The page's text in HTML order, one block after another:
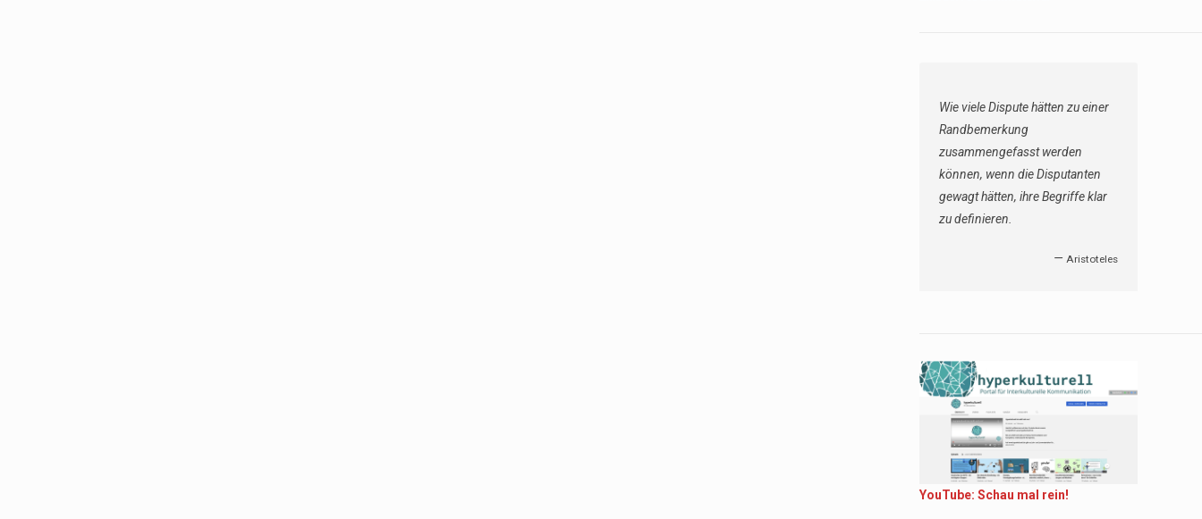
Wie viele Dispute hätten zu einer
Randbemerkung
zusammengefasst werden
können, wenn die Disputanten
gewagt hätten, ihre Begriffe klar
zu definieren.
— Aristoteles
YouTube: Schau mal rein!